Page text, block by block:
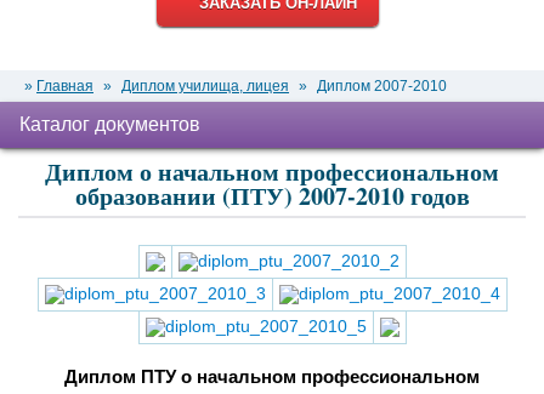
» Главная » Диплом училища, лицея » Диплом 2007-2010
Каталог документов
Диплом о начальном профессиональном
образовании (ПТУ) 2007-2010 годов
Диплом ПТУ о начальном профессиональном